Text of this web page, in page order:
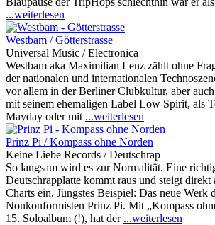
...weiterlesen
Westbam / Götterstrasse
Universal Music / Electronica
Westbam aka Maximilian Lenz zählt ohne
der nationalen und internationalen
vor allem in der Berliner Clubkultur, aber
mit seinem ehemaligen Label Low Spirit, als
Mayday oder mit ...weiterlesen
Prinz Pi / Kompass ohne Norden
Keine Liebe Records / Deutschrap
So langsam wird es zur Normalität. Eine
Deutschrapplatte kommt raus und steigt
Charts ein. Jüngstes Beispiel: Das neue Werk
Nonkonformisten Prinz Pi. Mit „Kompass
15. Soloalbum (!), hat der ...weiterlesen